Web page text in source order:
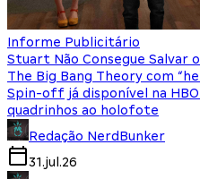
Informe Publicitário
Stuart Não Consegue Salvar
The Big Bang Theory com
Spin-off já disponível na
quadrinhos ao holofote
Redação NerdBunker
31.jul.26